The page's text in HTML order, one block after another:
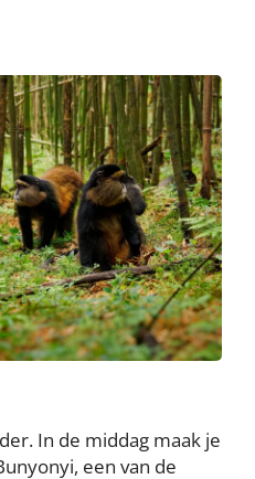
In de middag maak je
een van de